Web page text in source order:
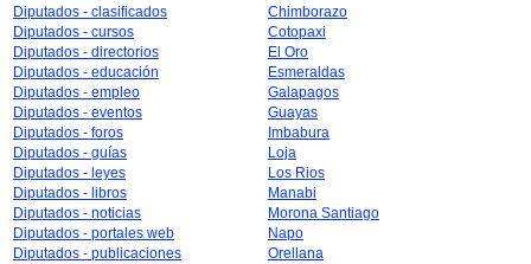
Diputados - clasificados
Diputados - cursos
Diputados - directorios
Diputados - educación
Diputados - empleo
Diputados - eventos
Diputados - foros
Diputados - guías
Diputados - leyes
Diputados - libros
Diputados - noticias
Diputados - portales web
Diputados - publicaciones
Chimborazo
Cotopaxi
El Oro
Esmeraldas
Galapagos
Guayas
Imbabura
Loja
Los Rios
Manabi
Morona Santiago
Napo
Orellana